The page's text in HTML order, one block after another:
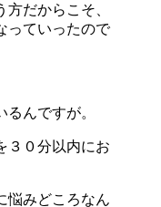
だからこそ、
っていったので
んですが。
３０分以内にお
悩みどころなん